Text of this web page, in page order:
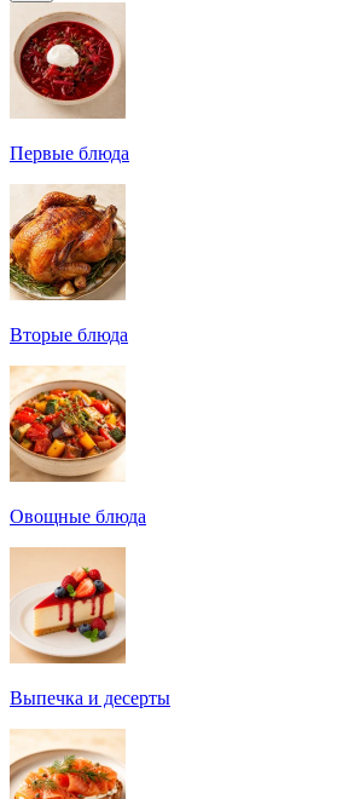
Первые блюда
Вторые блюда
Овощные блюда
Выпечка и десерты